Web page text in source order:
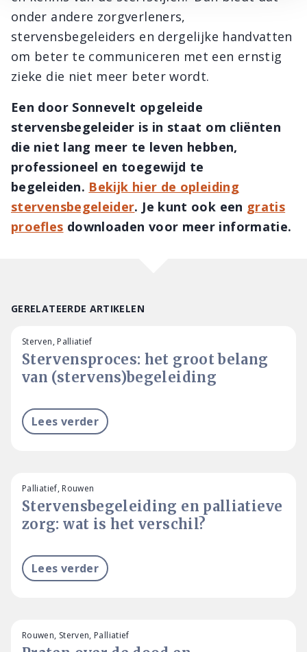
onder andere zorgverleners,
stervensbegeleiders en dergelijke handvatten
om beter te communiceren met een ernstig
zieke die niet meer beter wordt.
Een door Sonnevelt opgeleide
stervensbegeleider is in staat om cliënten
die niet lang meer te leven hebben,
professioneel en toegewijd te
begeleiden. Bekijk hier de opleiding
stervensbegeleider. Je kunt ook een gratis
proefles downloaden voor meer informatie.
GERELATEERDE ARTIKELEN
Stervensproces: het groot belang
van (stervens)begeleiding
Sterven, Palliatief
Lees verder
Stervensbegeleiding en palliatieve
zorg: wat is het verschil?
Palliatief, Rouwen
Lees verder
Rouwen, Sterven, Palliatief